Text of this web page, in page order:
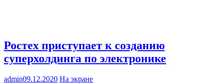
Ростех приступает к созданию
суперхолдинга по электронике
admin09.12.2020 На экране